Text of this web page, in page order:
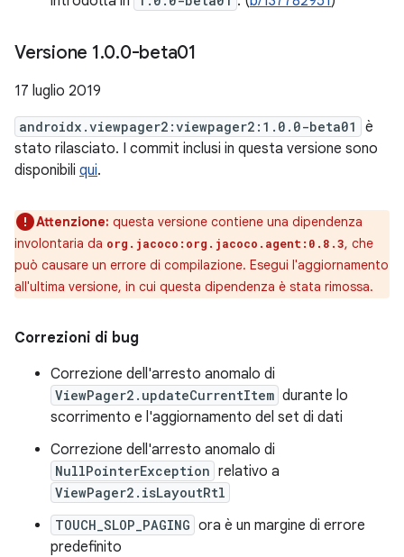
Versione 1.0.0-beta01
17 luglio 2019
androidx.viewpager2:viewpager2:1.0.0-beta01
è
stato rilasciato. I commit inclusi in questa versione sono
disponibili qui.
Attenzione: questa versione contiene una dipendenza
involontaria da org.jacoco:org.jacoco.agent:0.8.3, che
può causare un errore di compilazione. Esegui l'aggiornamento
all'ultima versione, in cui questa dipendenza è stata rimossa.
Correzioni di bug
Correzione dell'arresto anomalo di
ViewPager2.updateCurrentItem durante lo
scorrimento e l'aggiornamento del set di dati
Correzione dell'arresto anomalo di
NullPointerException relativo a
ViewPager2.isLayoutRtl
TOUCH_SLOP_PAGING ora è un margine di errore
predefinito